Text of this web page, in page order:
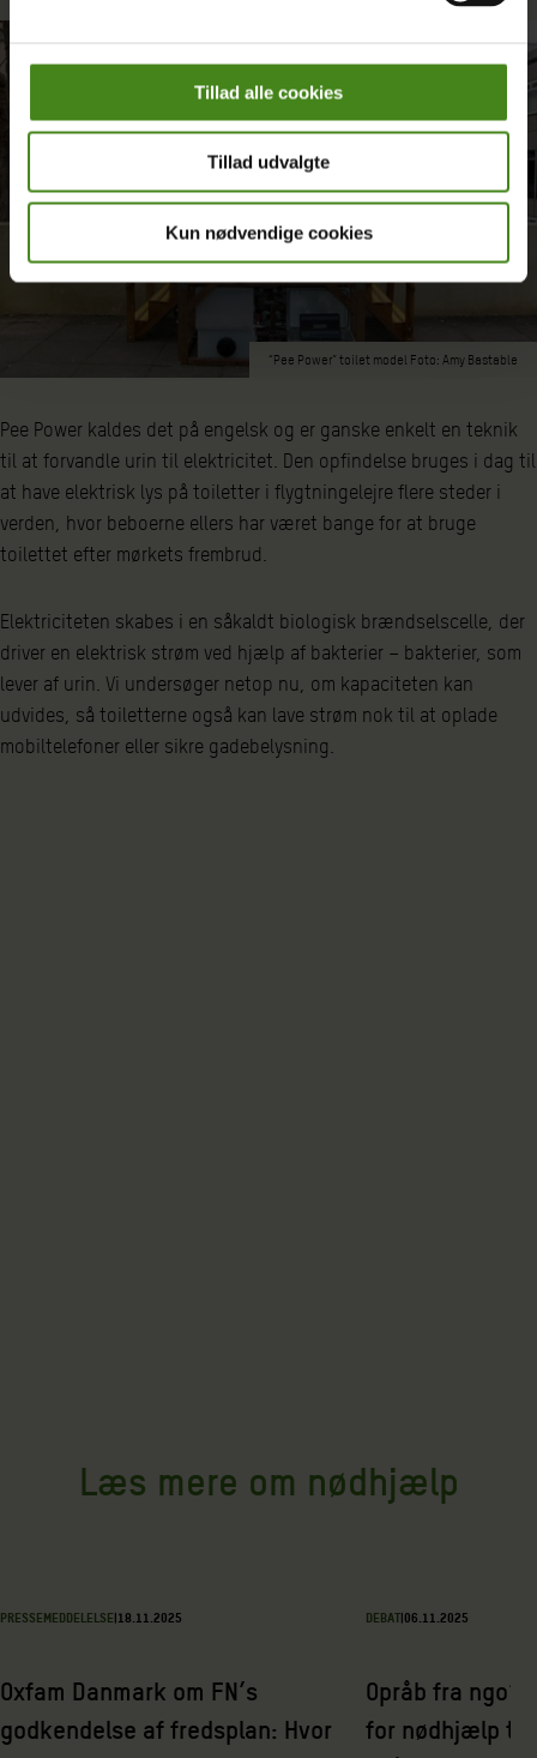
Tillad alle cookies
Tillad udvalgte
Kun nødvendige cookies
“Pee Power” toilet model Foto: Amy Bastable
Pee Power kaldes det på engelsk og er ganske enkelt en teknik
til at forvandle urin til elektricitet. Den opfindelse bruges i dag til
at have elektrisk lys på toiletter i flygtningelejre flere steder i
verden, hvor beboerne ellers har været bange for at bruge
toilettet efter mørkets frembrud.
Elektriciteten skabes i en såkaldt biologisk brændselscelle, der
driver en elektrisk strøm ved hjælp af bakterier – bakterier, som
lever af urin. Vi undersøger netop nu, om kapaciteten kan
udvides, så toiletterne også kan lave strøm nok til at oplade
mobiltelefoner eller sikre gadebelysning.
Læs mere om nødhjælp
PRESSEMEDDELELSE|18.11.2025
Oxfam Danmark om FN’s
godkendelse af fredsplan: Hvor
DEBAT|06.11.2025
Opråb fra
for nødhjælp